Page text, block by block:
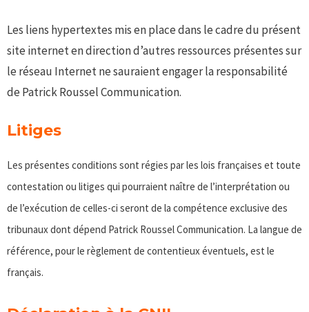
Les liens hypertextes mis en place dans le cadre du présent
site internet en direction d’autres ressources présentes sur
le réseau Internet ne sauraient engager la responsabilité
de Patrick Roussel Communication.
Litiges
Les présentes conditions sont régies par les lois françaises et toute
contestation ou litiges qui pourraient naître de l’interprétation ou
de l’exécution de celles-ci seront de la compétence exclusive des
tribunaux dont dépend Patrick Roussel Communication. La langue de
référence, pour le règlement de contentieux éventuels, est le
français.